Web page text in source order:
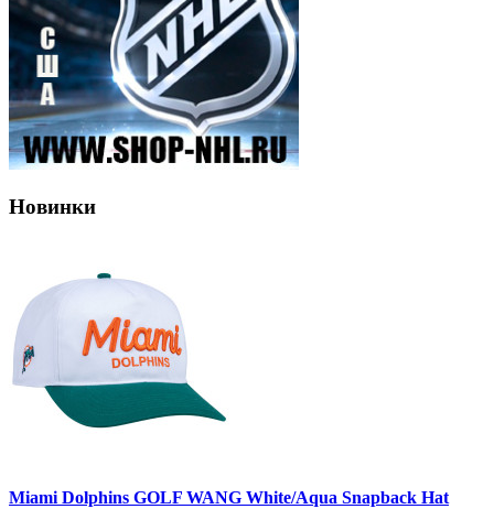
Новинки
Miami Dolphins GOLF WANG White/Aqua Snapback Hat